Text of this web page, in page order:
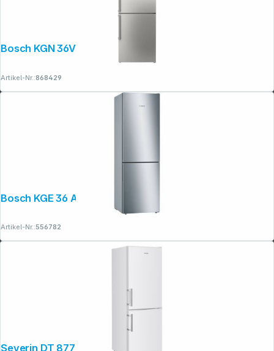
Bosch KGN 36VICT
Artikel-Nr.:868429
Bosch KGE 36 AICA
Artikel-Nr.:556782